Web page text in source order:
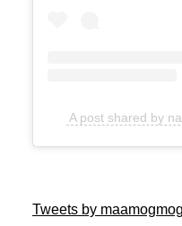
A post shared by
Tweets by maamogmog